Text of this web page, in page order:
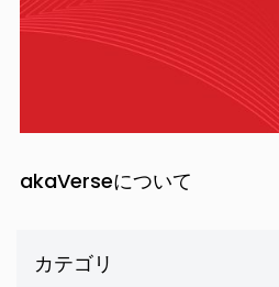
akaVerseについて
カテゴリ